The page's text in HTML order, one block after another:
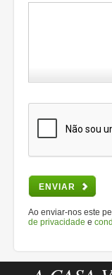
ENVIAR
Ao enviar-nos este
de privacidade e